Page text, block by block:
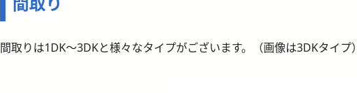
間取りは1DK～3DKと様々なタイプがございます。（画像は3DKタイプ